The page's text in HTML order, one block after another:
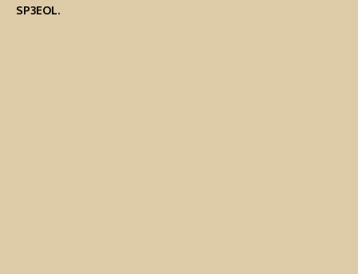
SP3EOL.